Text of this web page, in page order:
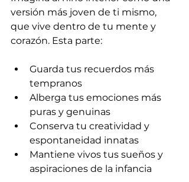
versión más joven de ti mismo,
que vive dentro de tu mente y
corazón. Esta parte:
Guarda tus recuerdos más
tempranos
Alberga tus emociones más
puras y genuinas
Conserva tu creatividad y
espontaneidad innatas
Mantiene vivos tus sueños y
aspiraciones de la infancia